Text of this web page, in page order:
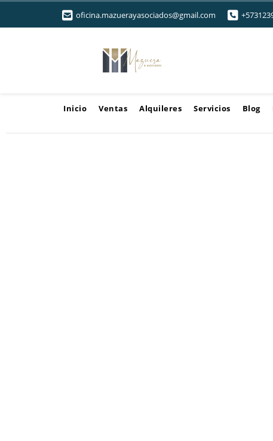
oficina.mazuerayasociados@gmail.com
Inicio Ventas Alquileres Servicios Blog